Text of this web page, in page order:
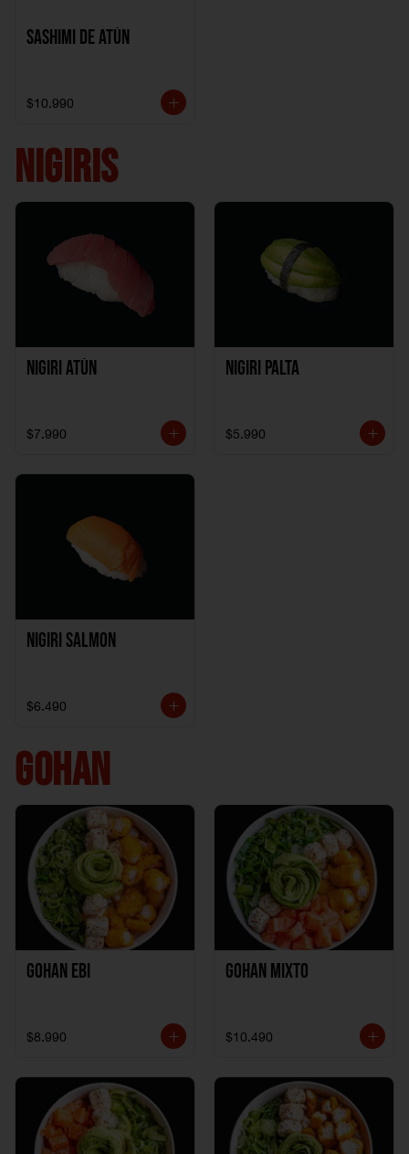
Sashimi de Atún
$10.990
NIGIRIS
Nigiri Atún
$7.990
Nigiri Palta
$5.990
Nigiri Salmon
$6.490
GOHAN
Gohan Ebi
$8.990
Gohan Mixto
$10.490